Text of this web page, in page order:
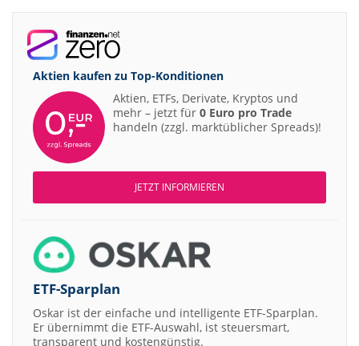
Aktien kaufen zu Top-Konditionen
Aktien, ETFs, Derivate, Kryptos und
mehr – jetzt für 0 Euro pro Trade
handeln (zzgl. marktüblicher Spreads)!
JETZT INFORMIEREN
ETF-Sparplan
Oskar ist der einfache und intelligente ETF-Sparplan.
Er übernimmt die ETF-Auswahl, ist steuersmart,
transparent und kostengünstig.